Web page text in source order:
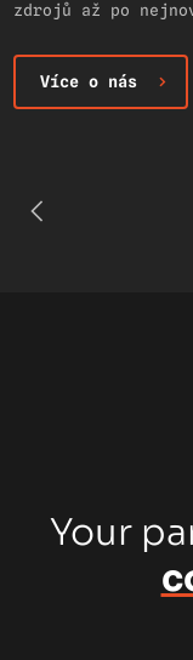
zdrojů až po
Více o nás
Your